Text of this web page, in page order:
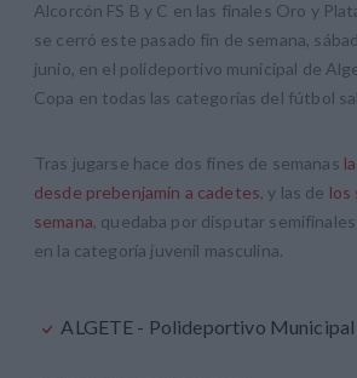
Alcorcón FS B y C en las finales Oro y
se cerró este pasado fin de semana,
junio, en el polideportivo municipal de
Copa en todas las categorías del fútbol
Tras jugarse hace dos fines de semanas
desde prebenjamín a cadetes , y las de los
semana , quedaba por disputar
en la categoría juvenil masculina.
ALGETE - Polideportivo